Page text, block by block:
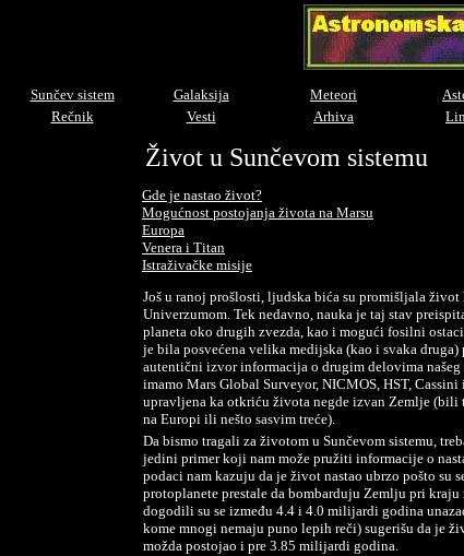
Sunčev sistem Galaksija Meteori
Rečnik
Vesti Arhiva
Život u Sunčevom sistemu
Gde je nastao život?
Mogućnost postojanja života na Marsu
Europa
Venera i Titan
Istraživačke misije
Još u ranoj prošlosti, ljudska bića su promišljala
Univerzumom. Tek nedavno, nauka je taj stav
planeta oko drugih zvezda, kao i mogući fosilni
je bila posvećena velika medijska (kao i svaka
autentični izvor informacija o drugim delovima našeg
imamo Mars Global Surveyor, NICMOS, HST,
upravljena ka otkriću života negde izvan Zemlje
na Europi ili nešto sasvim treće).
Da bismo tragali za životom u Sunčevom sistemu,
jedini primer koji nam može pružiti informacije o
podaci nam kazuju da je život nastao ubrzo pošto su
protoplanete prestale da bombarduju Zemlju pri
dogodili su se između 4.4 i 4.0 milijardi godina
kome mnogi nemaju puno lepih reči) sugerišu da je
možda postojao i pre 3.85 milijardi godina.